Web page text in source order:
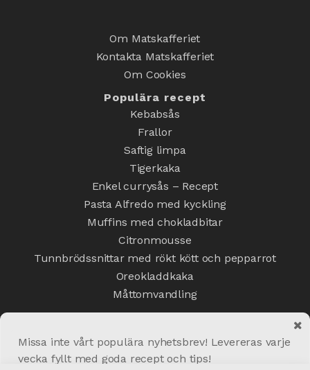
Om Matskafferiet
Kontakta Matskafferiet
Om Cookies
Populära recept
Kebabsås
Frallor
Saftig limpa
Tigerkaka
Enkel currysås – Recept
Pasta Alfredo med kyckling
Muffins med chokladbitar
Citronmousse
Tunnbrödssnittar med rökt kött och pepparrot
Oreokladdkaka
Måttomvandling
Missa inte vårt populära nyhetsbrev! Levereras varje
vecka fyllt med goda recept och tips!